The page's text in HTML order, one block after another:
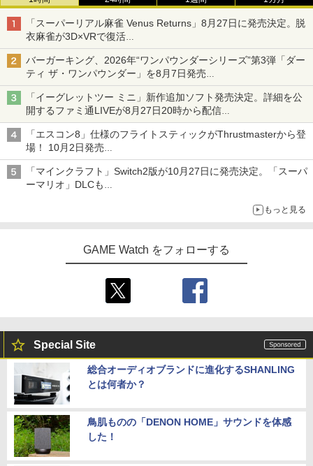
「スーパーリアル麻雀 Venus Returns」8月27日に発売決定。脱
衣麻雀が3D×VRで復活
発売から2週間は20%オフになるセールが実施
バーガーキング、2026年“ワンパウンダーシリーズ”第3弾「ダー
ティ ザ・ワンパウンダー」を8月7日発売
「特製ガーリックマヨソース」を使用した超大型チーズバーガー
「イーグレットツー ミニ」新作追加ソフト発売決定。詳細を公
開するファミ通LIVEが8月27日20時から配信
シリーズ累計100タイトルへ
「エスコン8」仕様のフライトスティックがThrustmasterから登
場！ 10月2日発売
ジョイスティックに振動機能を搭載。予約受付も開始
「マインクラフト」Switch2版が10月27日に発売決定。「スーパ
ーマリオ」DLCも
もっと見る
GAME Watch をフォローする
Special Site
総合オーディオブランドに進化するSHANLING
とは何者か？
鳥肌ものの「DENON HOME」サウンドを体感
した！